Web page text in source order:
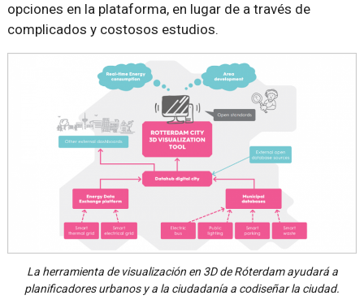
opciones en la plataforma, en lugar de a través de
complicados y costosos estudios.
La herramienta de visualización en 3D de Róterdam ayudará a
planificadores urbanos y a la ciudadanía a codiseñar la ciudad.